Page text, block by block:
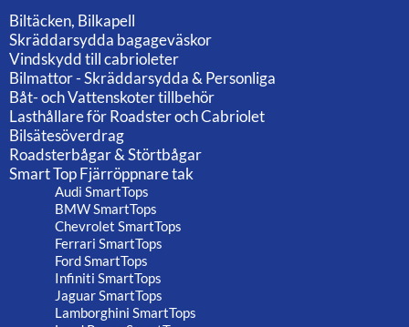
Biltäcken, Bilkapell
Skräddarsydda bagageväskor
Vindskydd till cabrioleter
Bilmattor - Skräddarsydda & Personliga
Båt- och Vattenskoter tillbehör
Lasthållare för Roadster och Cabriolet
Bilsätesöverdrag
Roadsterbågar & Störtbågar
Smart Top Fjärröppnare tak
Audi SmartTops
BMW SmartTops
Chevrolet SmartTops
Ferrari SmartTops
Ford SmartTops
Infiniti SmartTops
Jaguar SmartTops
Lamborghini SmartTops